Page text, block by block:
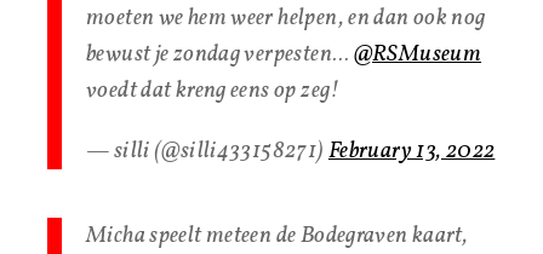
moeten we hem weer helpen, en dan ook nog
bewust je zondag verpesten…@RSMuseum
voedt dat kreng eens op zeg!
— silli (@silli433158271)February 13, 2022
Micha speelt meteen de Bodegraven kaart,